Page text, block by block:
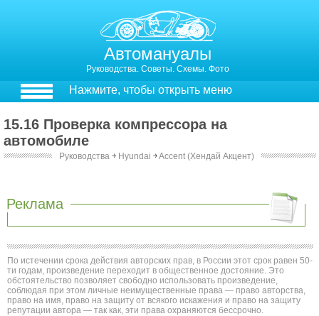
Автомануалы
Руководства. Советы. Схемы. Фото
Нажмите, чтобы открыть меню
15.16 Проверка компрессора на
автомобиле
Руководства ￫ Hyundai ￫Accent (Хендай Акцент)
Реклама
По истечении срока действия авторских прав, в России этот срок равен 50-
ти годам, произведение переходит в общественное достояние. Это
обстоятельство позволяет свободно использовать произведение,
соблюдая при этом личные неимущественные права — право авторства,
право на имя, право на защиту от всякого искажения и право на защиту
репутации автора — так как, эти права охраняются бессрочно.